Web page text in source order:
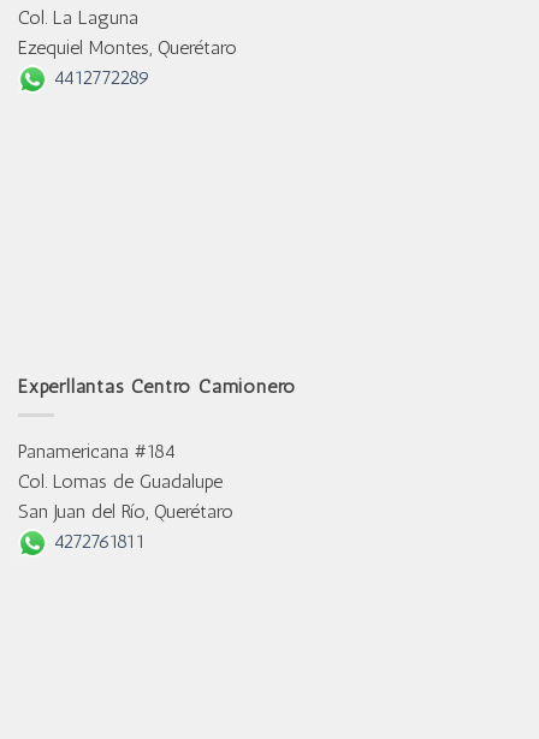
Col. La Laguna
Ezequiel Montes, Querétaro
4412772289
Experllantas Centro Camionero
Panamericana #184
Col. Lomas de Guadalupe
San Juan del Río, Querétaro
4272761811